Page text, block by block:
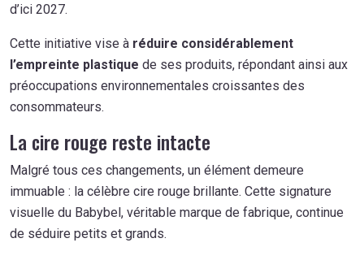
d’ici 2027.
Cette initiative vise à réduire considérablement
l’empreinte plastique de ses produits, répondant ainsi aux
préoccupations environnementales croissantes des
consommateurs.
La cire rouge reste intacte
Malgré tous ces changements, un élément demeure
immuable : la célèbre cire rouge brillante. Cette signature
visuelle du Babybel, véritable marque de fabrique, continue
de séduire petits et grands.